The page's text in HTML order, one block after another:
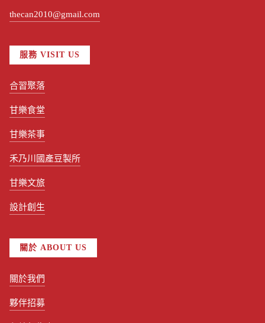
thecan2010@gmail.com
服務 VISIT US
合習聚落
甘樂食堂
甘樂茶事
禾乃川國產豆製所
甘樂文旅
設計創生
關於 ABOUT US
關於我們
夥伴招募